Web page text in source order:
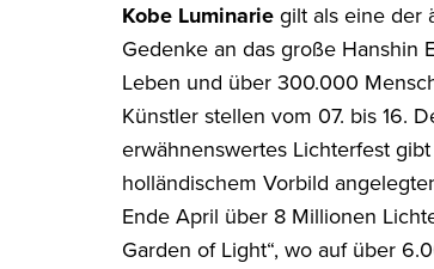
Kobe Luminarie gilt als eine der
Gedenke an das große Hanshin
Leben und über 300.000
Künstler stellen vom 07. bis 16.
erwähnenswertes Lichterfest
holländischem Vorbild
Ende April über 8 Millionen
Garden of Light“, wo auf über